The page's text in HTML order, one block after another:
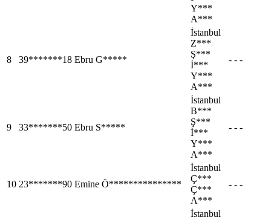
Y***
A***
8 39*******18 Ebru G*****
İstanbul
Z***
Ş***
İ***
Y***
A***
- - -
9 33*******50 Ebru S*****
İstanbul
B***
Ş***
İ***
Y***
A***
- - -
10 23*******90 Emine Ö***************
İstanbul
Ç***
Ç***
A***
- - -
İstanbul